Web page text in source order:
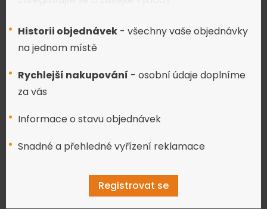
Historii objednávek - všechny vaše objednávky
na jednom místě
Rychlejší nakupování - osobní údaje doplníme
za vás
Informace o stavu objednávek
Snadné a přehledné vyřízení reklamace
Registrovat se